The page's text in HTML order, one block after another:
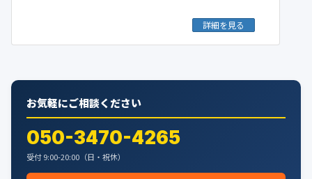
詳細を見る
お気軽にご相談ください
050-3470-4265
受付 9:00-20:00（日・祝休）